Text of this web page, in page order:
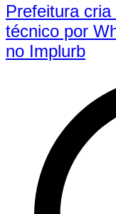
Prefeitura
técnico por
no Implurb